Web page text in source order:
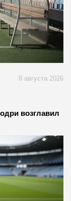
8 августа 2026
возглавил